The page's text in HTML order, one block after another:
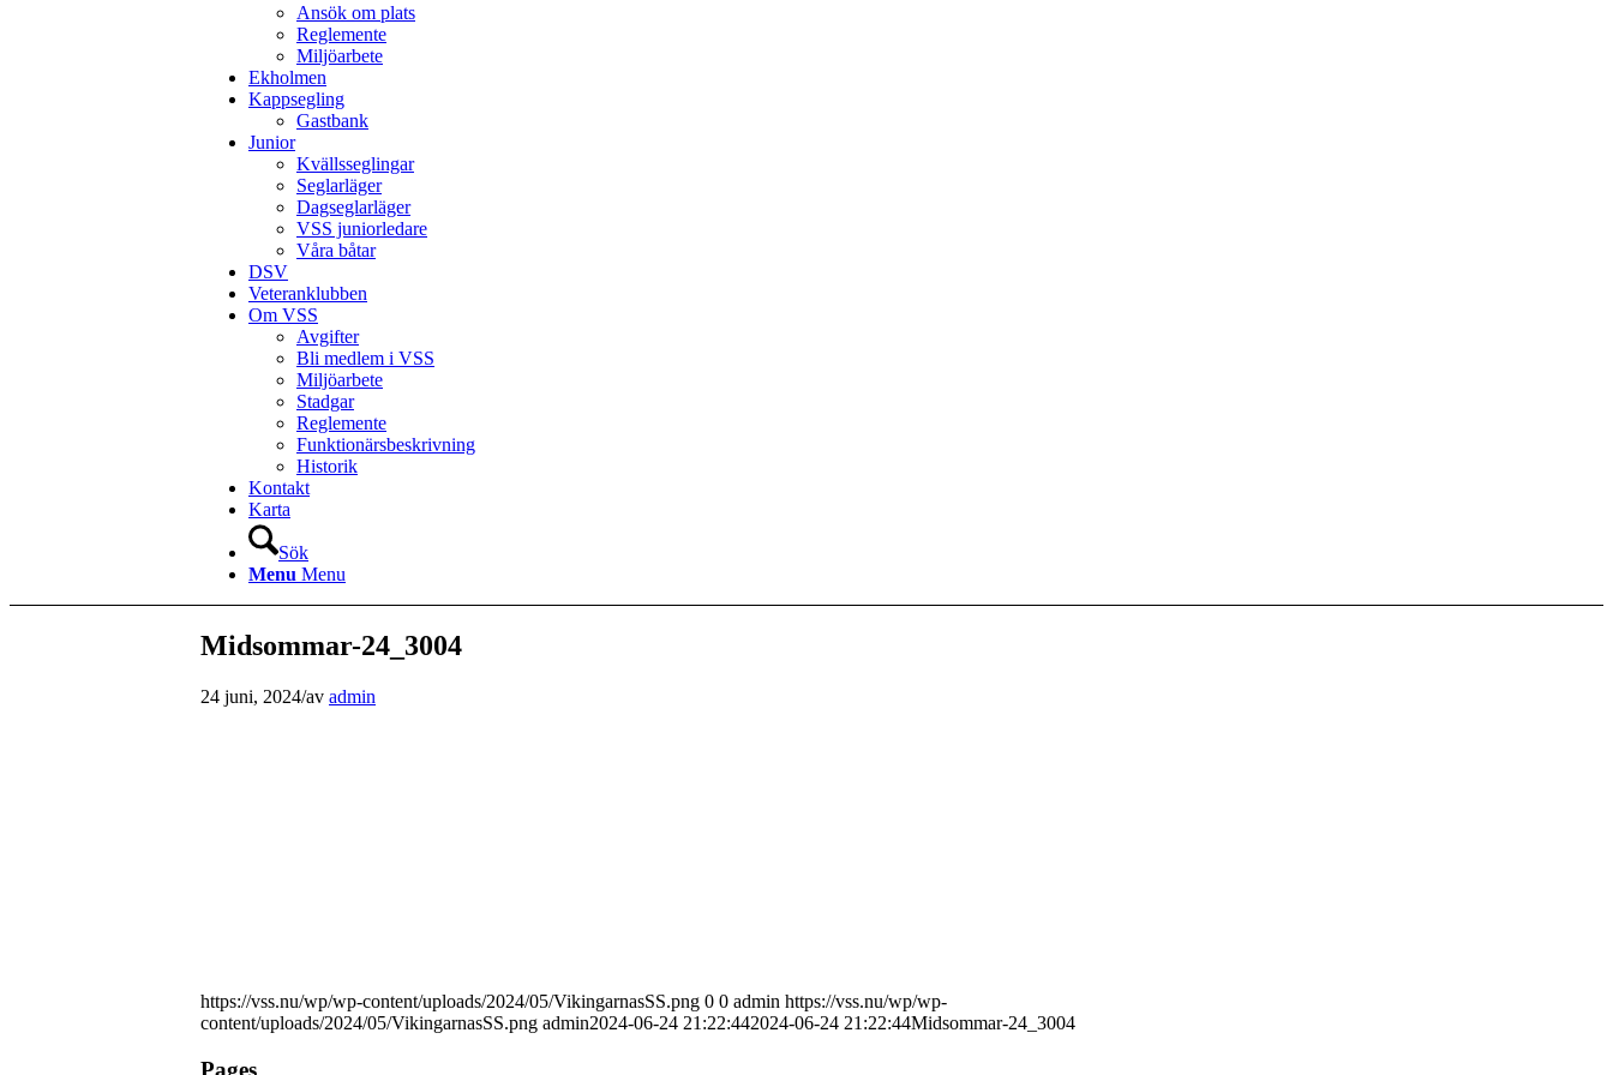
Ansök om plats
Reglemente
Miljöarbete
Ekholmen
Kappsegling
Gastbank
Junior
Kvällsseglingar
Seglarläger
Dagseglarläger
VSS juniorledare
Våra båtar
DSV
Veteranklubben
Om VSS
Avgifter
Bli medlem i VSS
Miljöarbete
Stadgar
Reglemente
Funktionärsbeskrivning
Historik
Kontakt
Karta
Sök
Menu Menu
Midsommar-24_3004
24 juni, 2024/av admin
https://vss.nu/wp/wp-content/uploads/2024/05/VikingarnasSS.png 0 0 admin https://vss.nu/wp/wp-
content/uploads/2024/05/VikingarnasSS.png admin2024-06-24 21:22:442024-06-24 21:22:44Midsommar-24_3004
Pages